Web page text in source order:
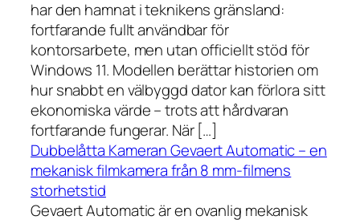
har den hamnat i teknikens gränsland:
fortfarande fullt användbar för
kontorsarbete, men utan officiellt stöd för
Windows 11. Modellen berättar historien om
hur snabbt en välbyggd dator kan förlora sitt
ekonomiska värde – trots att hårdvaran
fortfarande fungerar. När […]
Dubbelåtta Kameran Gevaert Automatic – en
mekanisk filmkamera från 8 mm-filmens
storhetstid
Gevaert Automatic är en ovanlig mekanisk